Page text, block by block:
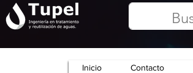
Inicio Contacto